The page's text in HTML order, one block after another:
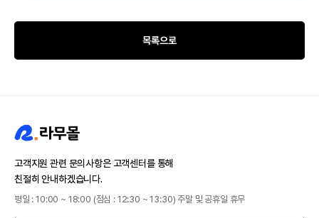
목록으로
고객지원 관련 문의사항은 고객센터를 통해
친절히 안내하겠습니다.
평일 : 10:00 ~ 18:00 (점심 : 12:30 ~ 13:30) 주말 및 공휴일 휴무